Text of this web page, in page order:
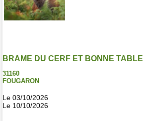
BRAME DU CERF ET BONNE TABLE
31160
FOUGARON
Le 03/10/2026
Le 10/10/2026